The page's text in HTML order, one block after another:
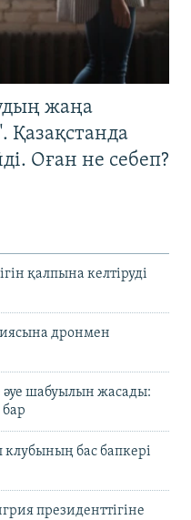
жаңа
Қазақстанда
Оған не себеп?
қалпына келтіруді
дронмен
әуе шабуылын жасады:
бас бапкері
президенттігіне